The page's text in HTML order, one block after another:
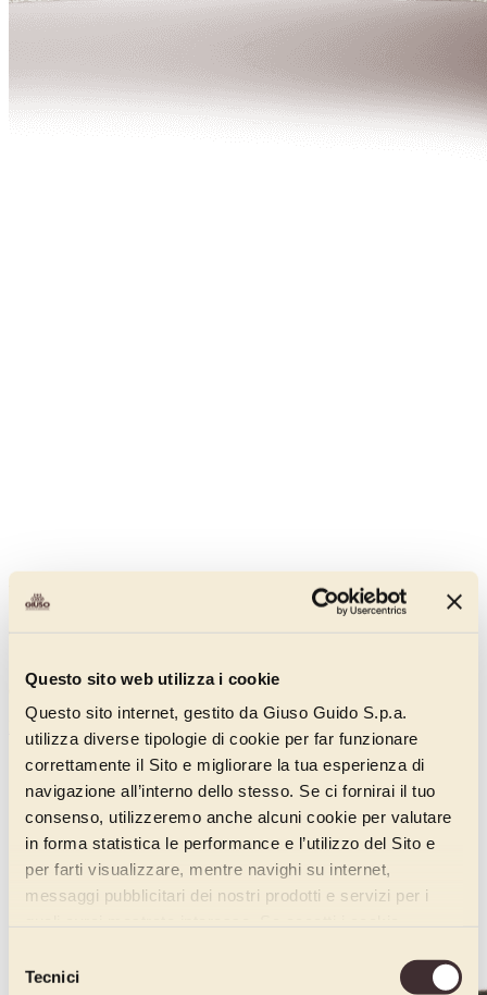
Questo sito web utilizza i cookie
Questo sito internet, gestito da Giuso Guido S.p.a.
utilizza diverse tipologie di cookie per far funzionare
correttamente il Sito e migliorare la tua esperienza di
navigazione all’interno dello stesso. Se ci fornirai il tuo
consenso, utilizzeremo anche alcuni cookie per valutare
in forma statistica le performance e l’utilizzo del Sito e
per farti visualizzare, mentre navighi su internet,
messaggi pubblicitari dei nostri prodotti e servizi per i
delTecnici
Willamette raspberries
04064115A
50% of Willamette variety raspberries and lowsugar content. Soft
consistency. Fruity andwell-balanced flavour.
Discover more